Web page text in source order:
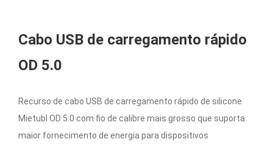
Cabo USB de carregamento rápido
OD 5.0
Recurso de cabo USB de carregamento rápido de silicone
Mietubl OD 5.0 com fio de calibre mais grosso que suporta
maior fornecimento de energia para dispositivos